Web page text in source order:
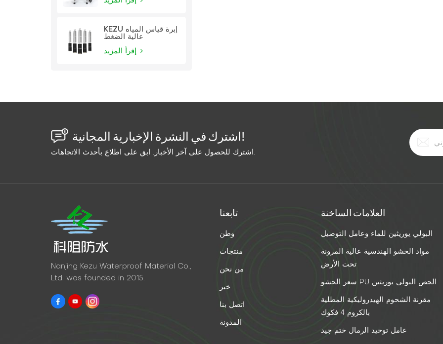
KEZU إبرة قياس المياه
عالية الضغط
اشترك في النشرة الإخبارية المجانية!
اشترك للحصول على آخر الأخبار. ابق على اطلاع بأحدث الاتجاهات.
Nanjing Kezu Waterproof Material Co.,
Ltd. was founded in 2015.
تابعنا
وطن
منتجات
من نحن
خبر
اتصل بنا
المدونة
العلامات الساخنة
البولي يوريثين للماء وعامل التوصيل
مواد الحشو الهندسية عالية المرونة
تحت الأرض
سعر الحشو PU الجص البولي يوريثين
مقرنة الشحوم الهيدروليكية المطلية
بالكروم 4 فكوك
عامل توحيد الرمال ختم جيد